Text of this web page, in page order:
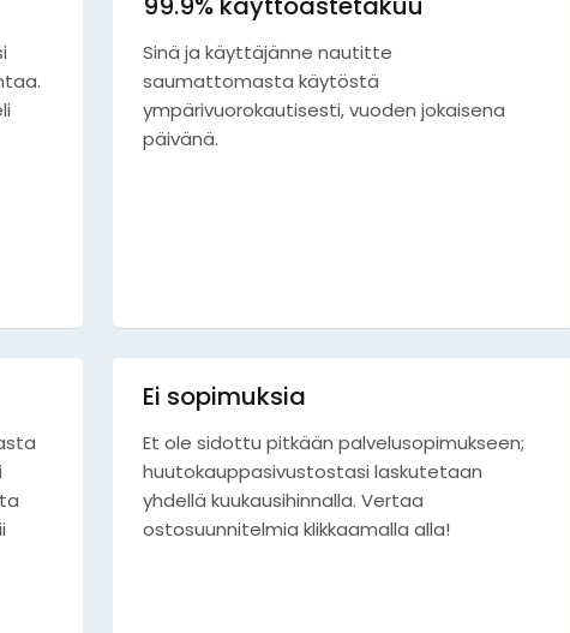
Sinä ja käyttäjänne nautitte
saumattomasta käytöstä
ympärivuorokautisesti, vuoden jokaisena
päivänä.
Ei sopimuksia
Et ole sidottu pitkään palvelusopimukseen;
huutokauppasivustostasi laskutetaan
yhdellä kuukausihinnalla. Vertaa
ostosuunnitelmia klikkaamalla alla!